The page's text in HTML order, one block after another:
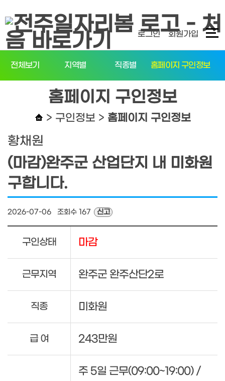
로그인 회원가입
전체보기 지역별 직종별 홈페이지 구인정보
홈페이지 구인정보
> 구인정보 > 홈페이지 구인정보
황채원
(마감)완주군 산업단지 내 미화원
구합니다.
2026-07-06 조회수 167 신고
구인상태 마감
근무지역 완주군 완주산단2로
직종 미화원
급 여 243만원
주 5일 근무(09:00~19:00) /